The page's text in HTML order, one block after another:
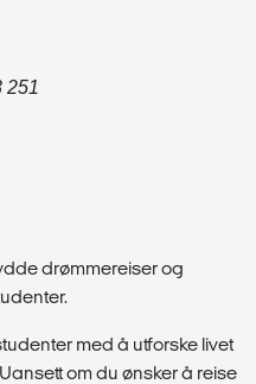
251
drømmereiser og
med å utforske livet
om du ønsker å reise